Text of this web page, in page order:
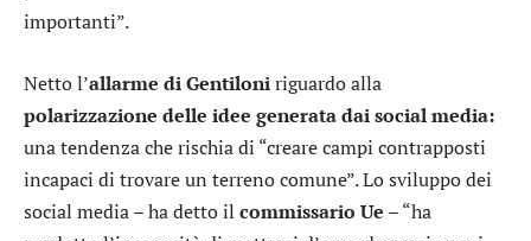
importanti”.
Netto l’allarme di Gentiloniriguardo alla
polarizzazione delle idee generata dai social media:
una tendenza che rischia di “creare campi contrapposti
incapaci di trovare un terreno comune”. Lo sviluppo dei
social media – ha detto il commissario Ue – “ha